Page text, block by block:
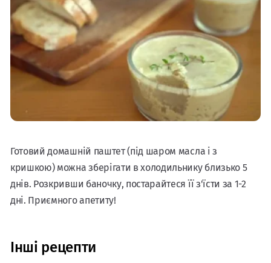
Готовий домашній паштет (під шаром масла і з
кришкою) можна зберігати в холодильнику близько 5
днів. Розкривши баночку, постарайтеся її з'їсти за 1-2
дні. Приємного апетиту!
Інші рецепти